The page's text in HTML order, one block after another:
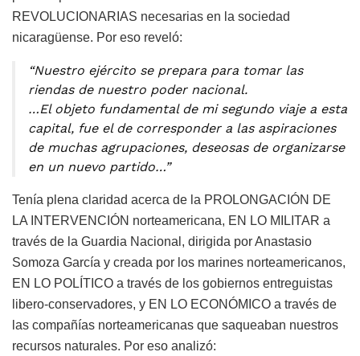
REVOLUCIONARIAS necesarias en la sociedad
nicaragüense. Por eso reveló:
“Nuestro ejército se prepara para tomar las
riendas de nuestro poder nacional.
…El objeto fundamental de mi segundo viaje a esta
capital, fue el de corresponder a las aspiraciones
de muchas agrupaciones, deseosas de organizarse
en un nuevo partido…”
Tenía plena claridad acerca de la PROLONGACIÓN DE
LA INTERVENCIÓN norteamericana, EN LO MILITAR a
través de la Guardia Nacional, dirigida por Anastasio
Somoza García y creada por los marines norteamericanos,
EN LO POLÍTICO a través de los gobiernos entreguistas
libero-conservadores, y EN LO ECONÓMICO a través de
las compañías norteamericanas que saqueaban nuestros
recursos naturales. Por eso analizó: